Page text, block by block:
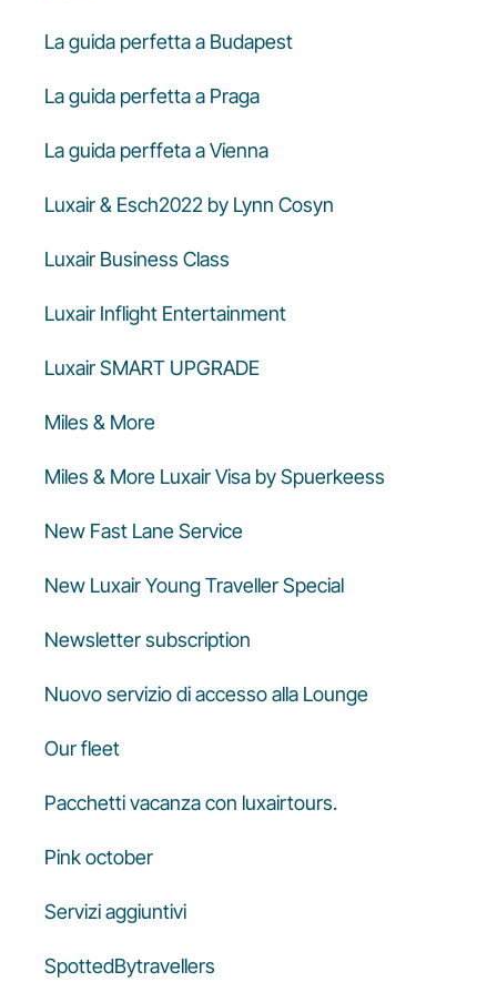
La guida perfetta a Budapest
La guida perfetta a Praga
La guida perffeta a Vienna
Luxair & Esch2022 by Lynn Cosyn
Luxair Business Class
Luxair Inflight Entertainment
Luxair SMART UPGRADE
Miles & More
Miles & More Luxair Visa by Spuerkeess
New Fast Lane Service
New Luxair Young Traveller Special
Newsletter subscription
Nuovo servizio di accesso alla Lounge
Our fleet
Pacchetti vacanza con luxairtours.
Pink october
Servizi aggiuntivi
SpottedBytravellers